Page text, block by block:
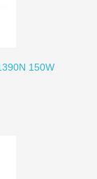
150W